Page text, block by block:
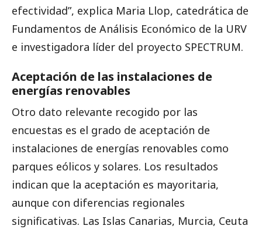
efectividad”, explica Maria Llop, catedrática de
Fundamentos de Análisis Económico de la URV
e investigadora líder del proyecto SPECTRUM.
Aceptación de las instalaciones de
energías renovables
Otro dato relevante recogido por las
encuestas es el grado de aceptación de
instalaciones de energías renovables como
parques eólicos y solares. Los resultados
indican que la aceptación es mayoritaria,
aunque con diferencias regionales
significativas. Las Islas Canarias, Murcia, Ceuta